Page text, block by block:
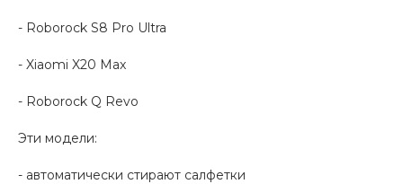
- Roborock S8 Pro Ultra
- Xiaomi X20 Max
- Roborock Q Revo
Эти модели:
- автоматически стирают салфетки